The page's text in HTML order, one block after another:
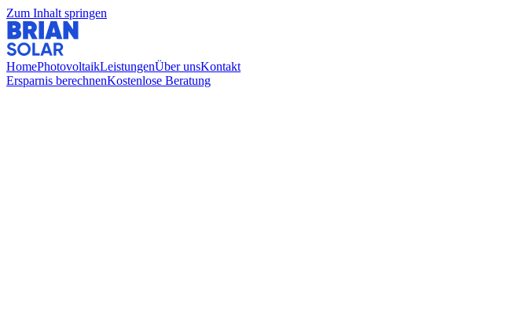
Zum Inhalt springen
HomePhotovoltaikLeistungenÜber unsKontakt
Ersparnis berechnenKostenlose Beratung